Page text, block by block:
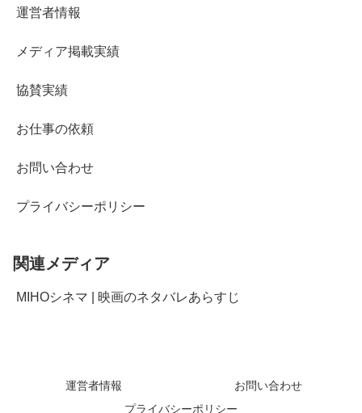
運営者情報
メディア掲載実績
協賛実績
お仕事の依頼
お問い合わせ
プライバシーポリシー
関連メディア
MIHOシネマ | 映画のネタバレあらすじ
運営者情報
お問い合わせ
プライバシーポリシー